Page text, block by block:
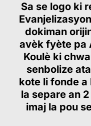
Sa se logo ki
dokiman
avèk fyète pa
Koulè ki
senbolize
kote li fonde a
la separe an
imaj la pou